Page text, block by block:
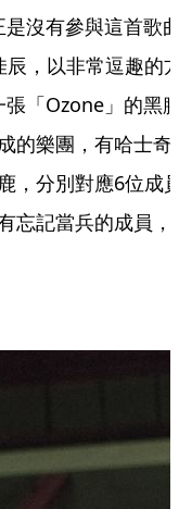
沒有參與這首歌
，以非常逗趣的
「Ozone」的黑
的樂團，有哈士奇
，分別對應6位成
忘記當兵的成員，